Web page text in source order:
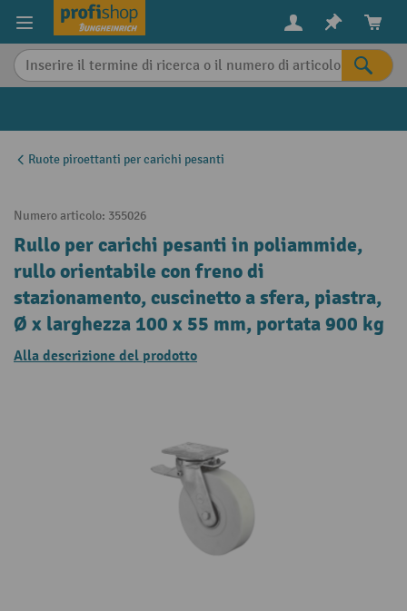
content
Ruote piroettanti per carichi pesanti
Numero articolo: 355026
Rullo per carichi pesanti in poliammide,
rullo orientabile con freno di
stazionamento, cuscinetto a sfera, piastra,
Ø x larghezza 100 x 55 mm, portata 900 kg
Alla descrizione del prodotto